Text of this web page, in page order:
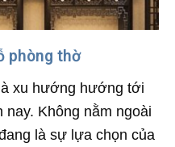
phòng thờ
xu hướng hướng tới
nay. Không nằm ngoài
là sự lựa chọn của